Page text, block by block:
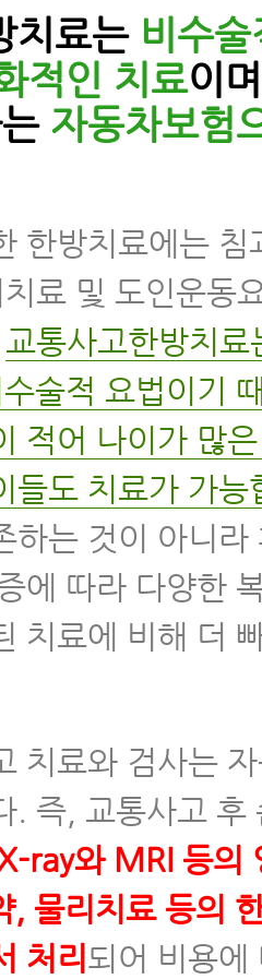
치료는 비수
적인 치료이
자동차보험
한방치료에는
료 및 도인운동
교통사고한방치료
술적 요법이기
적어 나이가 많
들도 치료가 가능
하는 것이 아니라
에 따라 다양한
치료에 비해 더
치료와 검사는
. 즉, 교통사고 후
ray와 MRI 등의
, 물리치료 등의
처리 되어 비용에